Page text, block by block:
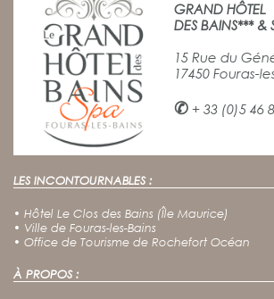
GRAND HÔTEL
DES BAINS*** &
15 Rue du
17450 Fouras-
✆ + 33 (0)5 46
LES INCONTOURNABLES :
• Hôtel Le Clos des Bains (Île Maurice)
• Ville de Fouras-les-Bains
• Office de Tourisme de Rochefort Océan
À PROPOS :